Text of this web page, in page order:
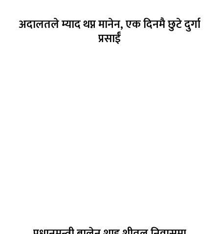
अदालतले म्याद थप्न मानेन, एक दिनमै छुटे दुर्गा
प्रसाईँ